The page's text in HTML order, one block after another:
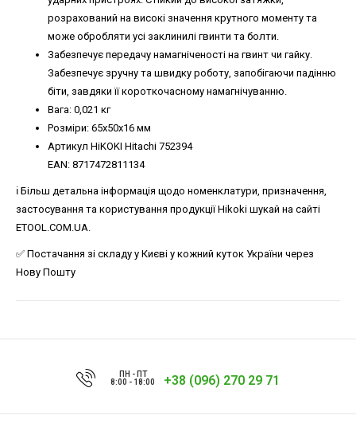
розрахований на високі значення крутного моменту та
може обробляти усі заклинилі гвинти та болти.
Забезпечує передачу намагніченості на гвинт чи гайку.
Забезпечує зручну та швидку роботу, запобігаючи падінню
біти, завдяки її короткочасному намагнічуванню.
Вага: 0,021 кг
Розміри: 65x50x16 мм
Артикул HiKOKI Hitachi 752394
EAN: 8717472811134
ℹ️ Більш детальна інформація щодо номенклатури, призначення,
застосування та користування продукції Hikoki шукай на сайті
ETOOL.COM.UA.
✅ Постачання зі складу у Києві у кожний куток України через
Нову Пошту
ПН - ПТ
8:00 - 18:00
+38 (096) 270 29 71